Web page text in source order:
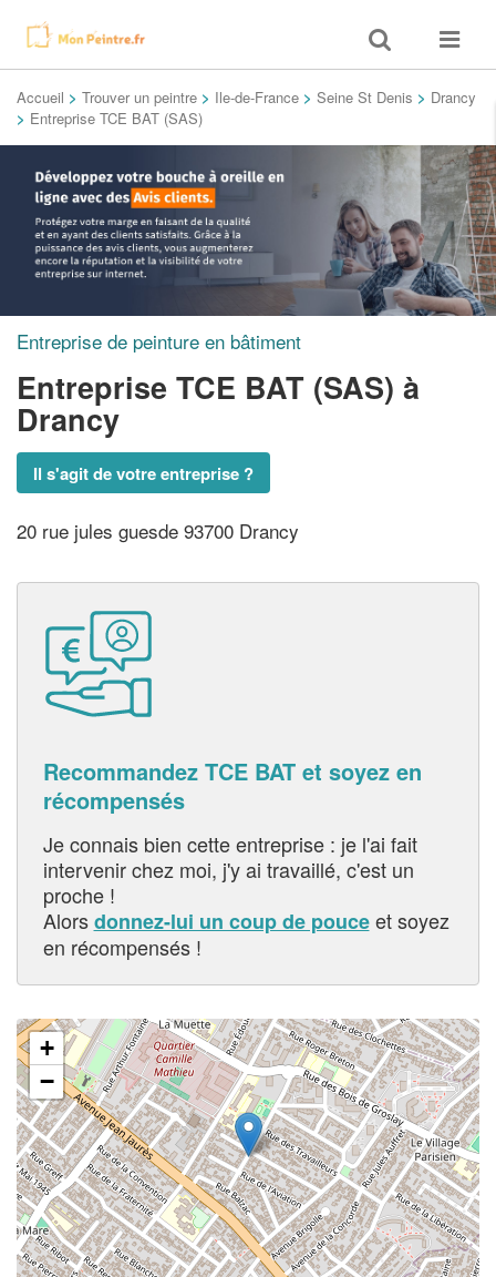
Toggle
search
Toggle
Accueil > Trouver un peintre > Ile-de-France > Seine St Denis > Drancy
> Entreprise TCE BAT (SAS)
Entreprise de peinture en bâtiment
Entreprise TCE BAT (SAS) à
Drancy
Il s'agit de votre entreprise ?
20 rue jules guesde 93700 Drancy
Recommandez TCE BAT et soyez en
récompensés
Je connais bien cette entreprise : je l'ai fait
intervenir chez moi, j'y ai travaillé, c'est un
proche !
Alorsdonnez-lui un coup de pouceet soyez
en récompensés !
+
−